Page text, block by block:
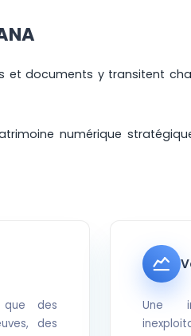
et documents y transitent
numérique
des
des
Une